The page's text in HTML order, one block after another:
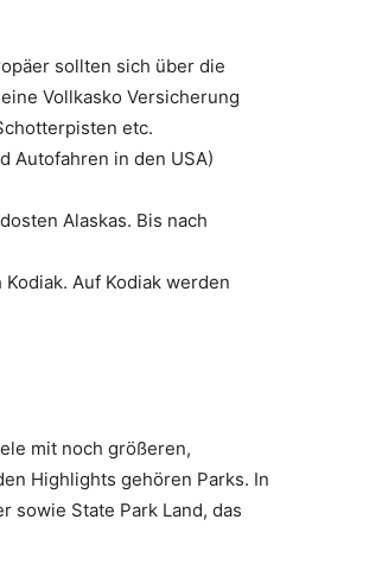
sollten sich über die
Vollkasko Versicherung
etc.
Autofahren in den USA)
Alaskas. Bis nach
Auf Kodiak werden
mit noch größeren,
Highlights gehören Parks. In
sowie State Park Land, das